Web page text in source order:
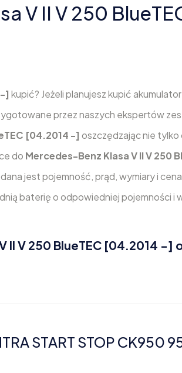
V II V 250
] kupić? Jeżeli planujesz kupić
przez naszych ekspertów
[04.2014 -] oszczędzając nie tylko
do Mercedes-Benz Klasa V II V 250
jest pojemność, prąd, wymiary i
baterię o odpowiedniej pojemności i
V 250 BlueTEC [04.2014 -]
START STOP CK950